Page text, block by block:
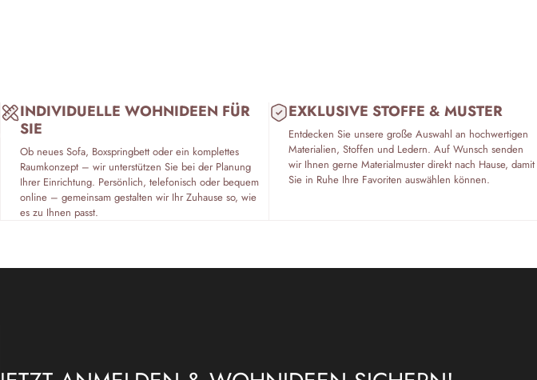
INDIVIDUELLE WOHNIDEEN FÜR
SIE
Ob neues Sofa, Boxspringbett oder ein komplettes
Raumkonzept – wir unterstützen Sie bei der Planung
Ihrer Einrichtung. Persönlich, telefonisch oder bequem
online – gemeinsam gestalten wir Ihr Zuhause so, wie
es zu Ihnen passt.
EXKLUSIVE STOFFE & MUSTER
Entdecken Sie unsere große Auswahl an hochwertigen
Materialien, Stoffen und Ledern. Auf Wunsch senden
wir Ihnen gerne Materialmuster direkt nach Hause, damit
Sie in Ruhe Ihre Favoriten auswählen können.